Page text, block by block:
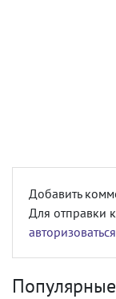
Добавить
Для отправки
авторизоваться